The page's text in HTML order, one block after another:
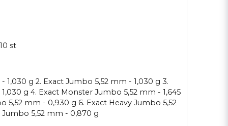
st
1,030 g 2. Exact Jumbo 5,52 mm - 1,030 g 3.
g 4. Exact Monster Jumbo 5,52 mm - 1,645
5,52 mm - 0,930 g 6. Exact Heavy Jumbo 5,52
Jumbo 5,52 mm - 0,870 g